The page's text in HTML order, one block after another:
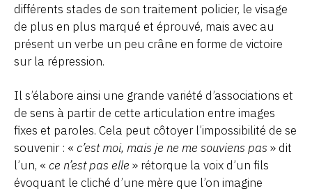
différents stades de son traitement policier, le visage
de plus en plus marqué et éprouvé, mais avec au
présent un verbe un peu crâne en forme de victoire
sur la répression.
Il s’élabore ainsi une grande variété d’associations et
de sens à partir de cette articulation entre images
fixes et paroles. Cela peut côtoyer l’impossibilité de se
souvenir : « c’est moi, mais je ne me souviens pas » dit
l’un, « ce n’est pas elle » rétorque la voix d’un fils
évoquant le cliché d’une mère que l’on imagine